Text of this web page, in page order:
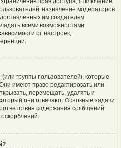
прав доступа, отключение
назначение модераторов
им создателем
всеми возможностями
от настроек,
группы пользователей), которые
имеют право редактировать или
перемещать, удалять и
они отвечают. Основные задачи
содержания сообщений